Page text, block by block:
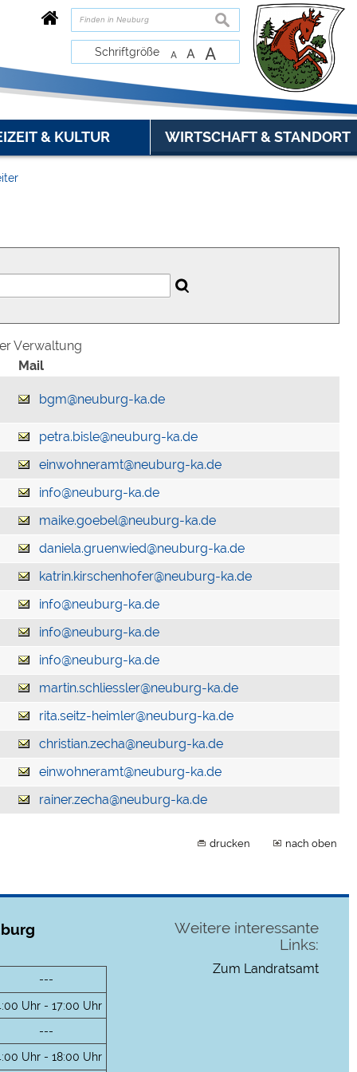
suchen
Schriftgröße A A A
& KULTUR WIRTSCHAFT & STANDORT
Verwaltung
Mail
bgm@neuburg-ka.de
petra.bisle@neuburg-ka.de
einwohneramt@neuburg-ka.de
info@neuburg-ka.de
maike.goebel@neuburg-ka.de
daniela.gruenwied@neuburg-ka.de
katrin.kirschenhofer@neuburg-ka.de
info@neuburg-ka.de
info@neuburg-ka.de
info@neuburg-ka.de
martin.schliessler@neuburg-ka.de
rita.seitz-heimler@neuburg-ka.de
christian.zecha@neuburg-ka.de
einwohneramt@neuburg-ka.de
rainer.zecha@neuburg-ka.de
drucken nach oben
---
Uhr - 17:00 Uhr
---
Uhr - 18:00 Uhr
Weitere interessante
Links:
Zum Landratsamt